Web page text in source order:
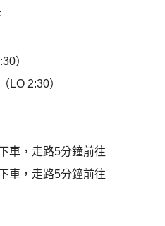
）
LO 2:30）
車，走路5分鐘前往
車，走路5分鐘前往